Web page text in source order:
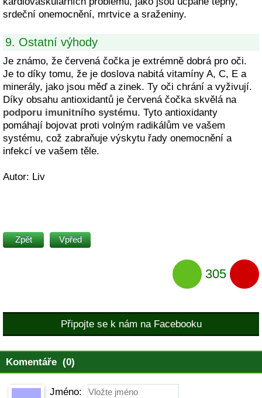
srdeční onemocnění, mrtvice a sraženiny.
9. Ostatní výhody
Je známo, že červená čočka je extrémně dobrá pro oči.
Je to díky tomu, že je doslova nabitá vitamíny A, C, E a
minerály, jako jsou měď a zinek. Ty oči chrání a vyživují.
Díky obsahu antioxidantů je červená čočka skvělá na
podporu imunitního systému. Tyto antioxidanty
pomáhají bojovat proti volným radikálům ve vašem
systému, což zabraňuje výskytu řady onemocnění a
infekcí ve vašem těle.
Autor: Liv
Zpět Vpřed
305
Připojte se k nám na Facebooku
Komentáře (0)
Jméno: